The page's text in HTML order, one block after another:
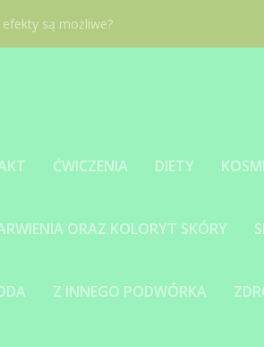
są możliwe?
ĆWICZENIA DIETY
ORAZ KOLORYT SKÓRY
Z INNEGO PODWÓRKA